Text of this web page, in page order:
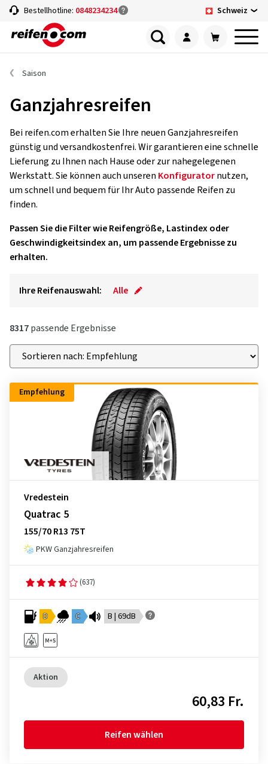
Bestellhotline: 0848234234 Schweiz
Saison
Ganzjahresreifen
Bei reifen.com erhalten Sie Ihre neuen Ganzjahresreifen
günstig und versandkostenfrei. Wir garantieren eine schnelle
Lieferung zu Ihnen nach Hause oder zur nahegelegenen
Werkstatt. Sie können auch unseren Konfiguratornutzen,
um schnell und bequem für Ihr Auto passende Reifen zu
finden.
Passen Sie die Filter wie Reifengröße, Lastindex oder
Geschwindigkeitsindex an, um passende Ergebnisse zu
erhalten.
Ihre Reifenauswahl: Alle
8317passende Ergebnisse
Empfehlung
Vredestein
Quatrac 5
155/70 R13 75T
PKW Ganzjahresreifen
(637)
D C B | 69dB
Aktion
60,83 Fr.
Reifen wählen